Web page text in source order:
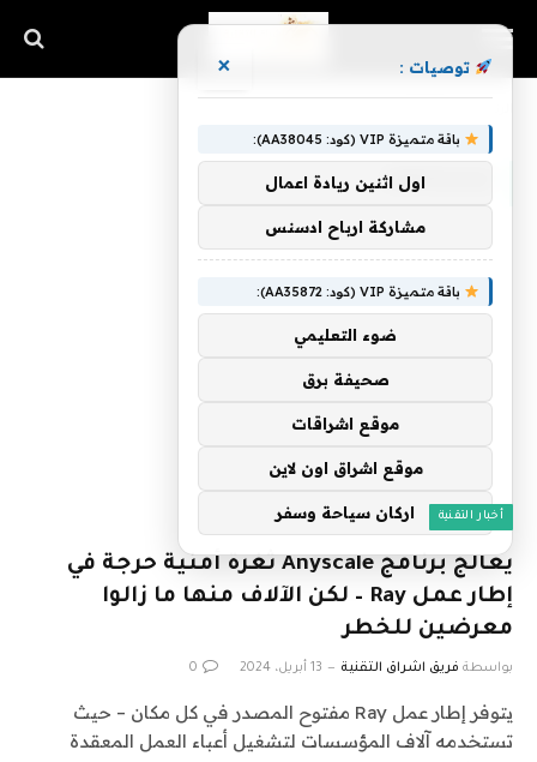
ANYSCALE
أخبار التقنية
يعالج برنامج Anyscale ثغرة أمنية حرجة في
إطار عمل Ray – لكن الآلاف منها ما زالوا
معرضين للخطر
بواسطة فريق اشراق التقنية 13 أبريل، 2024 0
يتوفر إطار عمل Ray مفتوح المصدر في كل مكان – حيث
تستخدمه آلاف المؤسسات لتشغيل أعباء العمل المعقدة
توصيات : ×
باقة متميزة VIP (كود: AA38045):
اول اثنين ريادة اعمال
مشاركة ارباح ادسنس
باقة متميزة VIP (كود: AA35872):
ضوء التعليمي
صحيفة برق
موقع اشراقات
موقع اشراق اون لاين
اركان سياحة وسفر